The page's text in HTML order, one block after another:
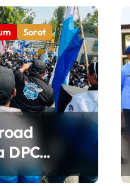
Sorot
DPC
Bekasi